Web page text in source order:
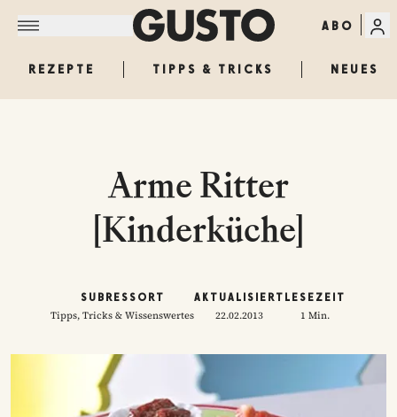
ABO
REZEPTE TIPPS & TRICKS NEUES
Arme Ritter
[Kinderküche]
SUBRESSORT
Tipps, Tricks & Wissenswertes
AKTUALISIERT
22.02.2013
LESEZEIT
1 Min.